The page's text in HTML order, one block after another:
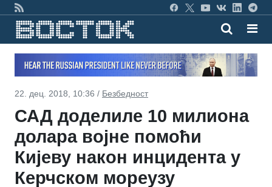
22. дец. 2018, 10:36 / Безбедност
САД доделиле 10 милиона
долара војне помоћи
Кијеву након инцидента у
Керчском мореузу